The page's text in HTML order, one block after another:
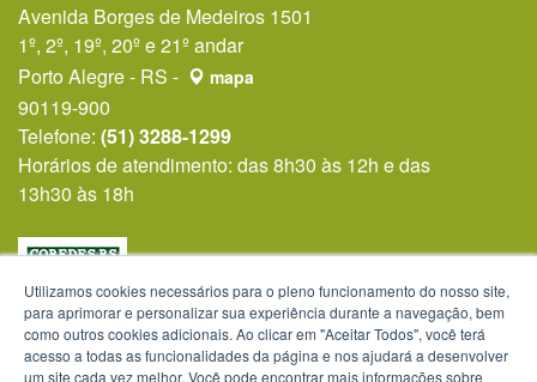
Avenida Borges de Medeiros 1501
1º, 2º, 19º, 20º e 21º andar
Porto Alegre - RS -
mapa
90119-900
Telefone: (51) 3288-1299
Horários de atendimento: das 8h30 às 12h e das
13h30 às 18h
Utilizamos cookies necessários para o pleno funcionamento do nosso site,
para aprimorar e personalizar sua experiência durante a navegação, bem
como outros cookies adicionais. Ao clicar em "Aceitar Todos", você terá
acesso a todas as funcionalidades da página e nos ajudará a desenvolver
um site cada vez melhor. Você pode encontrar mais informações sobre